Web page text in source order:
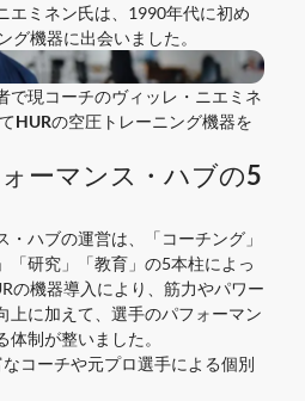
エミネン氏は、1990年代に初め
グ機器に出会いました。
で現コーチのヴィッレ・ニエミネ
HURの空圧トレーニング機器を
ーマンス・ハブの5
・ハブの運営は、「コーチング」
「研究」「教育」の5本柱によっ
の機器導入により、筋力やパワー
上に加えて、選手のパフォーマン
制が整いました。
コーチや元プロ選手による個別